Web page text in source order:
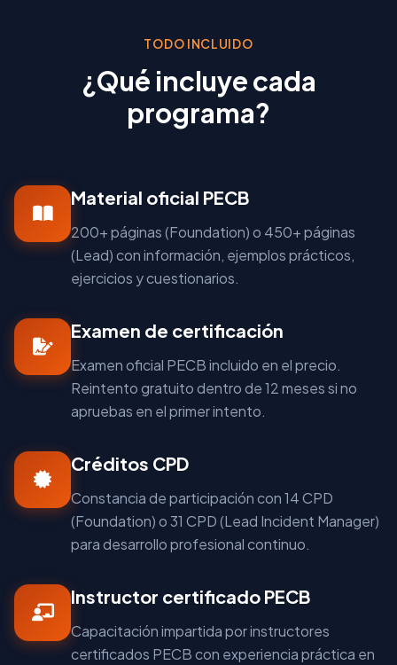
TODO INCLUIDO
¿Qué incluye cada
programa?
Material oficial PECB
200+ páginas (Foundation) o 450+ páginas
(Lead) con información, ejemplos prácticos,
ejercicios y cuestionarios.
Examen de certificación
Examen oficial PECB incluido en el precio.
Reintento gratuito dentro de 12 meses si no
apruebas en el primer intento.
Créditos CPD
Constancia de participación con 14 CPD
(Foundation) o 31 CPD (Lead Incident Manager)
para desarrollo profesional continuo.
Instructor certificado PECB
Capacitación impartida por instructores
certificados PECB con experiencia práctica en